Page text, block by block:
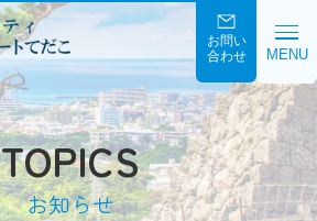
お問い
合わせ
MENU
TOPICS
お知らせ